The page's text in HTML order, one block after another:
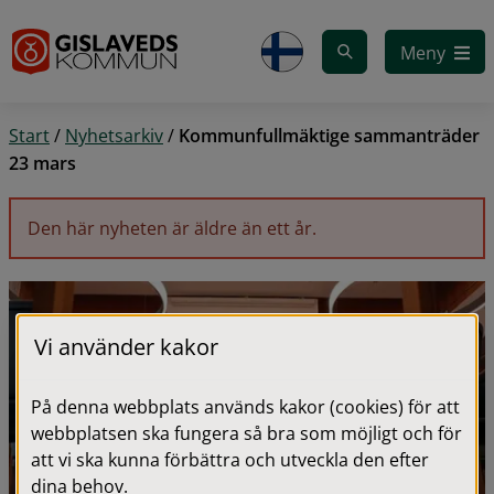
Meny
Start/ Nyhetsarkiv/ Kommunfullmäktige sammanträder
23 mars
Den här nyheten är äldre än ett år.
Vi använder kakor
På denna webbplats används kakor (cookies) för att
webbplatsen ska fungera så bra som möjligt och för
att vi ska kunna förbättra och utveckla den efter
dina behov.